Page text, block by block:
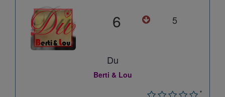
6 5
Du
Berti & Lou
*